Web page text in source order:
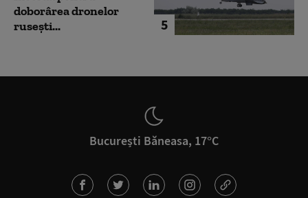
5
doborârea dronelor
rusești...
București Băneasa, 17°C